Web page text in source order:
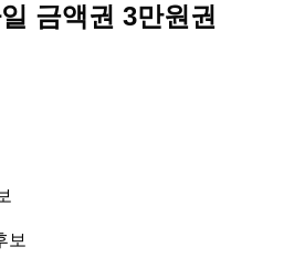
금액권 3만원권
보